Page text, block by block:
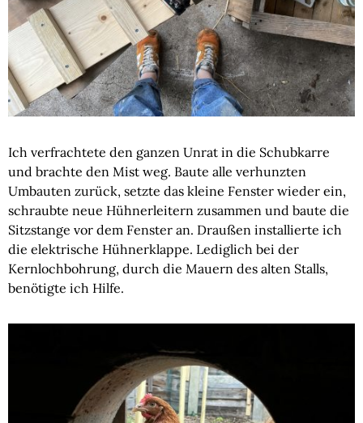
Ich verfrachtete den ganzen Unrat in die Schubkarre
und brachte den Mist weg. Baute alle verhunzten
Umbauten zurück, setzte das kleine Fenster wieder ein,
schraubte neue Hühnerleitern zusammen und baute die
Sitzstange vor dem Fenster an. Draußen installierte ich
die elektrische Hühnerklappe. Lediglich bei der
Kernlochbohrung, durch die Mauern des alten Stalls,
benötigte ich Hilfe.